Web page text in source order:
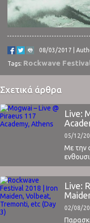
08/03/2017 |
Tags: Rockwave
Σχετικά άρθρα
Live:
05/12/
Με την
καλύψω
το live.
post-
τη
της
Live:
02/08/